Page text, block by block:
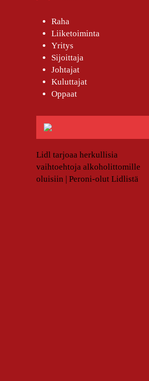
Raha
Liiketoiminta
Yritys
Sijoittaja
Johtajat
Kuluttajat
Oppaat
Lidl tarjoaa herkullisia
vaihtoehtoja alkoholittomille
oluisiin | Peroni-olut Lidlistä